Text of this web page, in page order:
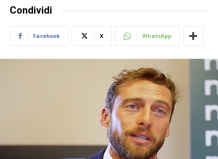
Condividi
Facebook X WhatsApp